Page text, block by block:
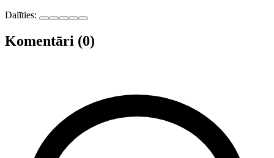
Dalīties:
Komentāri (0)